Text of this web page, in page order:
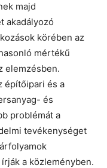
majd
akadályozó
körében az
mértékű
elemzésben.
építőipari és a
és
problémát a
tevékenységet
a közleményben.